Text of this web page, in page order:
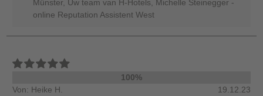
Münster, Uw team van H-Hotels, Michelle Steinegger -
online Reputation Assistent West
100%
Von: Heike H.
19.12.23